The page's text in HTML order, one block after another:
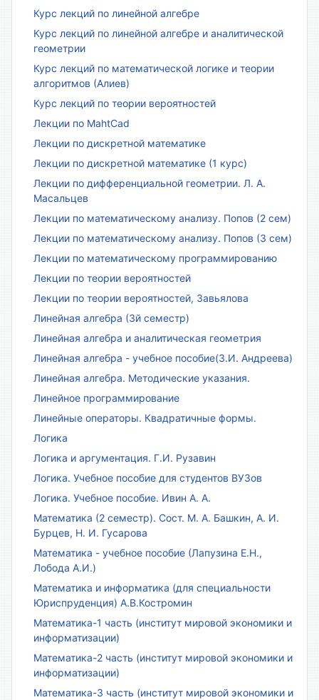
Курс лекций по линейной алгебре
Курс лекций по линейной алгебре и аналитической
геометрии
Курс лекций по математической логике и теории
алгоритмов (Алиев)
Курс лекций по теории вероятностей
Лекции по MahtCad
Лекции по дискретной математике
Лекции по дискретной математике (1 курс)
Лекции по дифференциальной геометрии. Л. А.
Масальцев
Лекции по математическому анализу. Попов (2 сем)
Лекции по математическому анализу. Попов (3 сем)
Лекции по математическому программированию
Лекции по теории вероятностей
Лекции по теории вероятностей, Завьялова
Линейная алгебра (3й семестр)
Линейная алгебра и аналитическая геометрия
Линейная алгебра - учебное пособие(З.И. Андреева)
Линейная алгебра. Методические указания.
Линейное программирование
Линейные операторы. Квадратичные формы.
Логика
Логика и аргументация. Г.И. Рузавин
Логика. Учебное пособие для студентов ВУЗов
Логика. Учебное пособие. Ивин А. А.
Математика (2 семестр). Сост. М. А. Башкин, А. И.
Бурцев, Н. И. Гусарова
Математика - учебное пособие (Лапузина Е.Н.,
Лобода А.И.)
Математика и информатика (для специальности
Юриспруденция) А.В.Костромин
Математика-1 часть (институт мировой экономики и
информатизации)
Математика-2 часть (институт мировой экономики и
информатизации)
Математика-3 часть (институт мировой экономики и